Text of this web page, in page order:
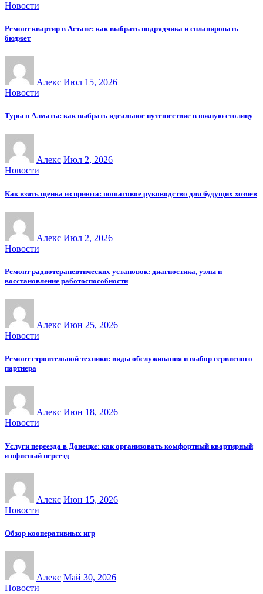
Новости
Ремонт квартир в Астане: как выбрать подрядчика и спланировать
бюджет
Алекс Июл 15, 2026
Новости
Туры в Алматы: как выбрать идеальное путешествие в южную столицу
Алекс Июл 2, 2026
Новости
Как взять щенка из приюта: пошаговое руководство для будущих хозяев
Алекс Июл 2, 2026
Новости
Ремонт радиотерапевтических установок: диагностика, узлы и
восстановление работоспособности
Алекс Июн 25, 2026
Новости
Ремонт строительной техники: виды обслуживания и выбор сервисного
партнера
Алекс Июн 18, 2026
Новости
Услуги переезда в Донецке: как организовать комфортный квартирный
и офисный переезд
Алекс Июн 15, 2026
Новости
Обзор кооперативных игр
Алекс Май 30, 2026
Новости